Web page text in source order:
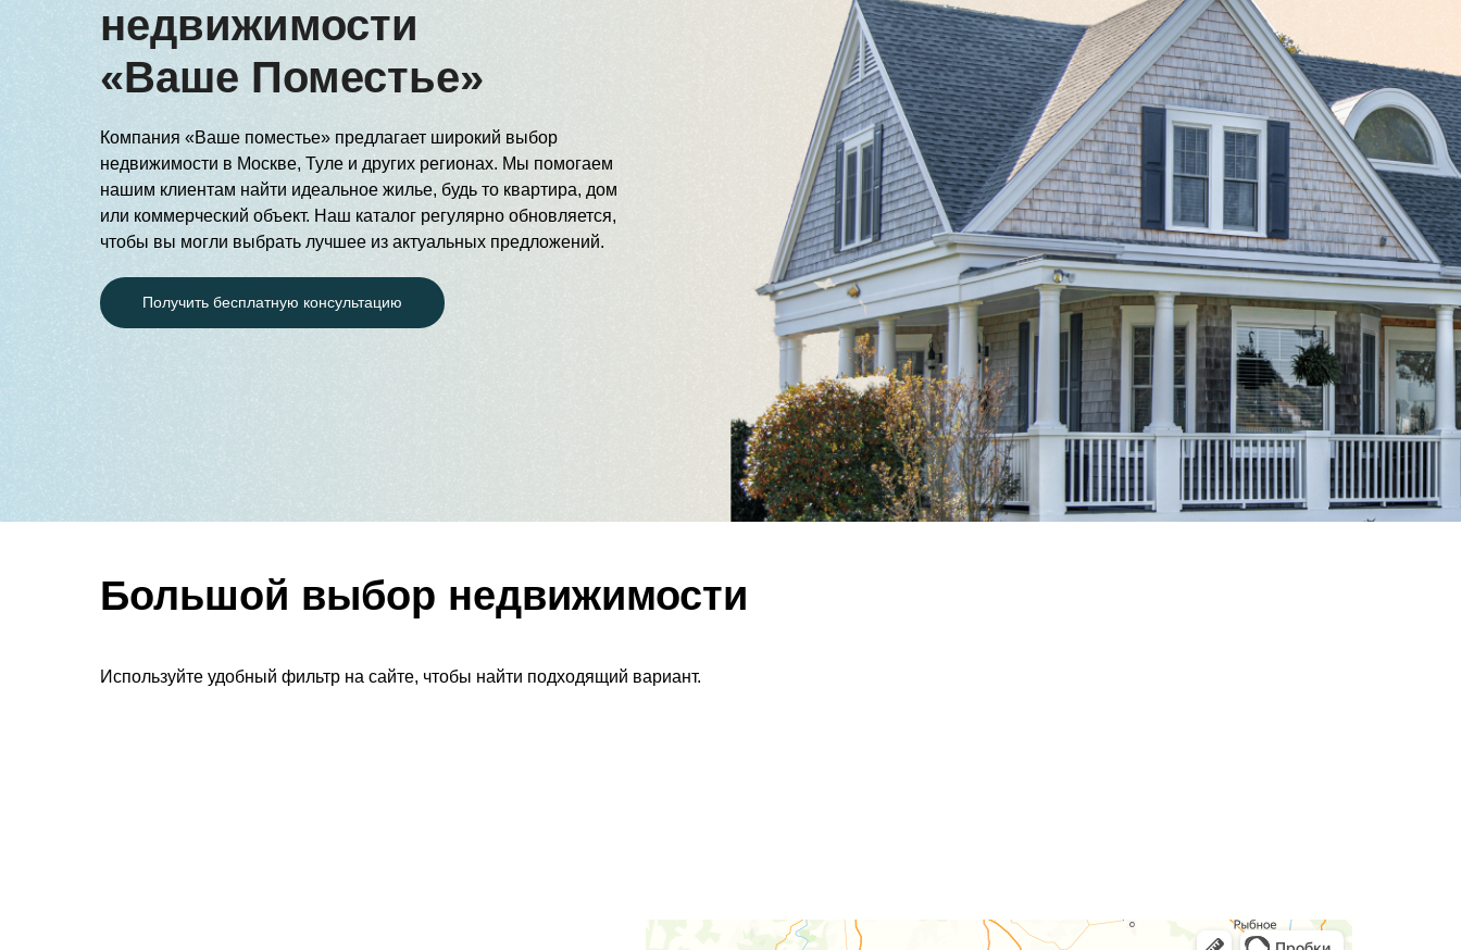
Компания «Ваше поместье» предлагает широкий выбор
недвижимости в Москве, Туле и других регионах. Мы помогаем
нашим клиентам найти идеальное жилье, будь то квартира, дом
или коммерческий объект. Наш каталог регулярно обновляется,
чтобы вы могли выбрать лучшее из актуальных предложений.
недвижимости
«Ваше Поместье»
Получить бесплатную консультацию
Большой выбор недвижимости
Используйте удобный фильтр на сайте, чтобы найти подходящий вариант.